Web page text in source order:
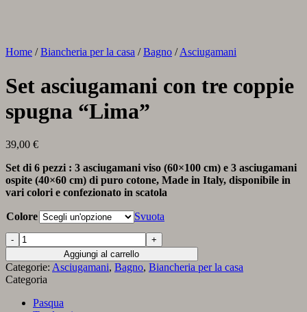
Home / Biancheria per la casa / Bagno / Asciugamani
Set asciugamani con tre coppie
spugna “Lima”
39,00 €
Set di 6 pezzi : 3 asciugamani viso (60×100 cm) e 3 asciugamani
ospite (40×60 cm) di puro cotone, Made in Italy, disponibile in
vari colori e confezionato in scatola
Colore
Svuota
Set
asciugamani
con
tre
coppie
spugna
Aggiungi al carrello
Categorie: Asciugamani, Bagno, Biancheria per la casa
Categoria
Pasqua